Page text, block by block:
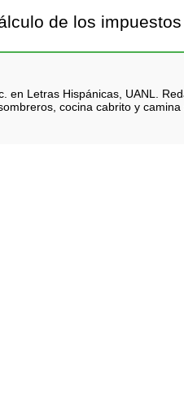
de los
en Letras Hispánicas, UANL.
cocina cabrito y